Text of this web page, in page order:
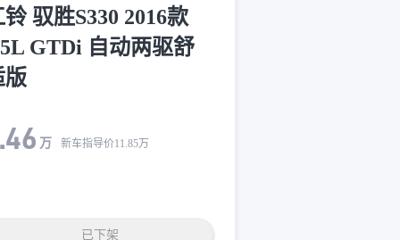
驭胜S330 2016款
GTDi 自动两驱舒
版
万 新车指导价11.85万
已下架